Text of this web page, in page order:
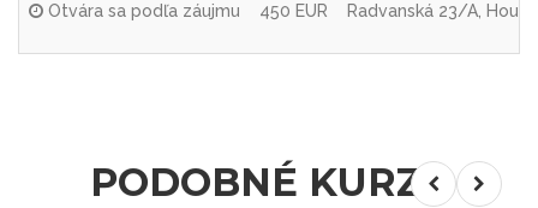
Otvára sa podľa záujmu 450 EUR Radvanská 23/A,
PODOBNÉ KURZY